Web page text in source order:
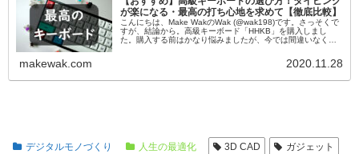
が楽になる・最高の打ち心地を求めて【徹底比較】
こんにちは、Make WakのWak (@wak198)です。さっそくで
すが、結論から。高級キーボード「HHKB」を購入しまし
た。購入する前はかなり悩みましたが、今では間違いなく買
makewak.com 2020.11.28
デジタルモノづくり 人生の最適化 3D CAD
ガジェット